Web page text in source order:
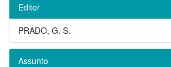
Editor
PRADO, G. S.
Assunto